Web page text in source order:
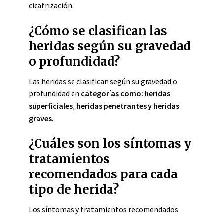
cicatrización.
¿Cómo se clasifican las
heridas según su gravedad
o profundidad?
Las heridas se clasifican según su gravedad o
profundidad en categorías como: heridas
superficiales, heridas penetrantes y heridas
graves.
¿Cuáles son los síntomas y
tratamientos
recomendados para cada
tipo de herida?
Los síntomas y tratamientos recomendados